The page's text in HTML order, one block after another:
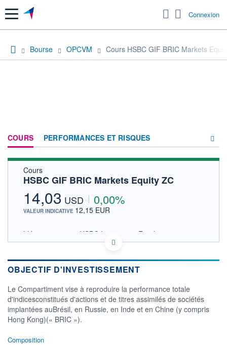
Menu Connexion
Bourse OPCVM Cours HSBC GIF BRIC Markets
COURS PERFORMANCES ET RISQUES
Cours
HSBC GIF BRIC Markets Equity ZC
14,03 USD 0,00%
VALEUR INDICATIVE 12,15 EUR
LU0254993792 - HSBC Investment Funds
(Luxembourg) S.A.
Consulter le prospectus / DIC
CATÉGORIE MORNINGSTAR
Actions BRIC
FONDS PARTENAIRES
TARIFS PRIVILÉGIÉS
ÉLIGIBILITÉ
OBJECTIF D'INVESTISSEMENT
Le Compartiment vise à reproduire la performance totale
d'indicesconstitués d'actions et de titres assimilés de sociétés
implantées auBrésil, en Russie, en Inde et en Chine (y compris
Hong Kong)(« BRIC »).
Composition